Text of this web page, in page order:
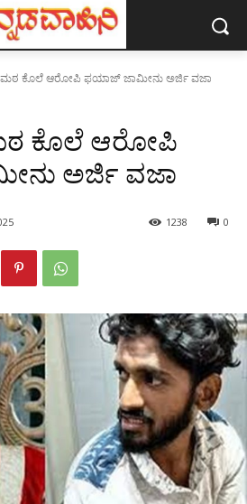
ಕೊಲೆ ಆರೋಪಿ ಫಯಾಜ್ ಜಾಮೀನು ಅರ್ಜಿ ವಜಾ
ಕೊಲೆ ಆರೋಪಿ
ಅರ್ಜಿ ವಜಾ
0
1238